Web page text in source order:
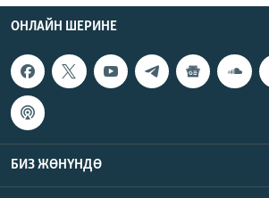
ОНЛАЙН ШЕРИНЕ
БИЗ ЖӨНҮНДӨ